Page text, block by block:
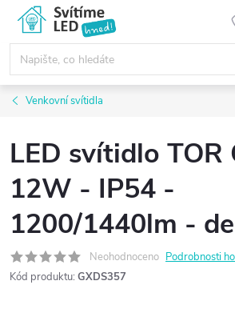
obsah
Venkovní svítidla
LED svítidlo TOR
12W - IP54 -
1200/1440lm -
Neohodnoceno Podrobnosti
Kód produktu: GXDS357